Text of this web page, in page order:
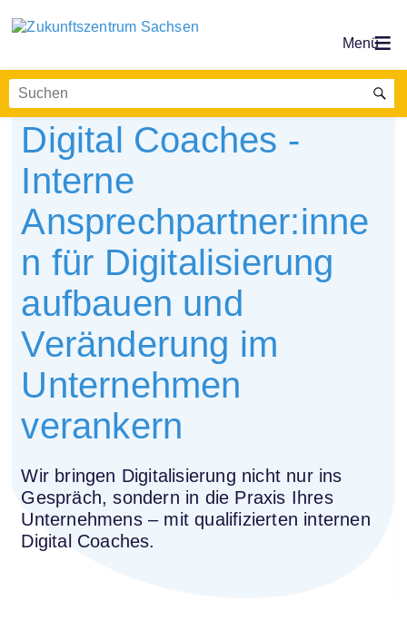
Digital Coaches -
Interne
Ansprechpartner:inne
n für Digitalisierung
aufbauen und
Veränderung im
Unternehmen
verankern
Wir bringen Digitalisierung nicht nur ins
Gespräch, sondern in die Praxis Ihres
Unternehmens – mit qualifizierten internen
Digital Coaches.